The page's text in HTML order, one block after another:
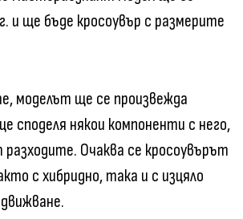
и ще бъде кросоувър с размерите
моделът ще се произвежда
споделя някои компоненти с него,
разходите. Очаква се кросоувърът
с хибридно, така и с изцяло